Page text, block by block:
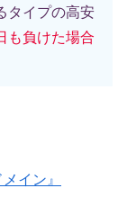
タイプの高安
も負けた場合
イン』